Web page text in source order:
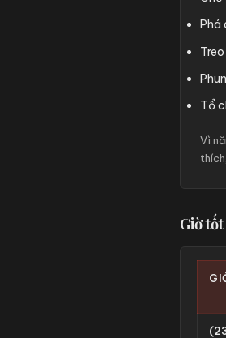
Phá
Tổ
Vì
Giờ